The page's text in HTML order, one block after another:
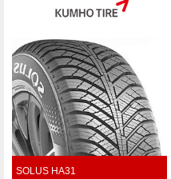
SOLUS HA31